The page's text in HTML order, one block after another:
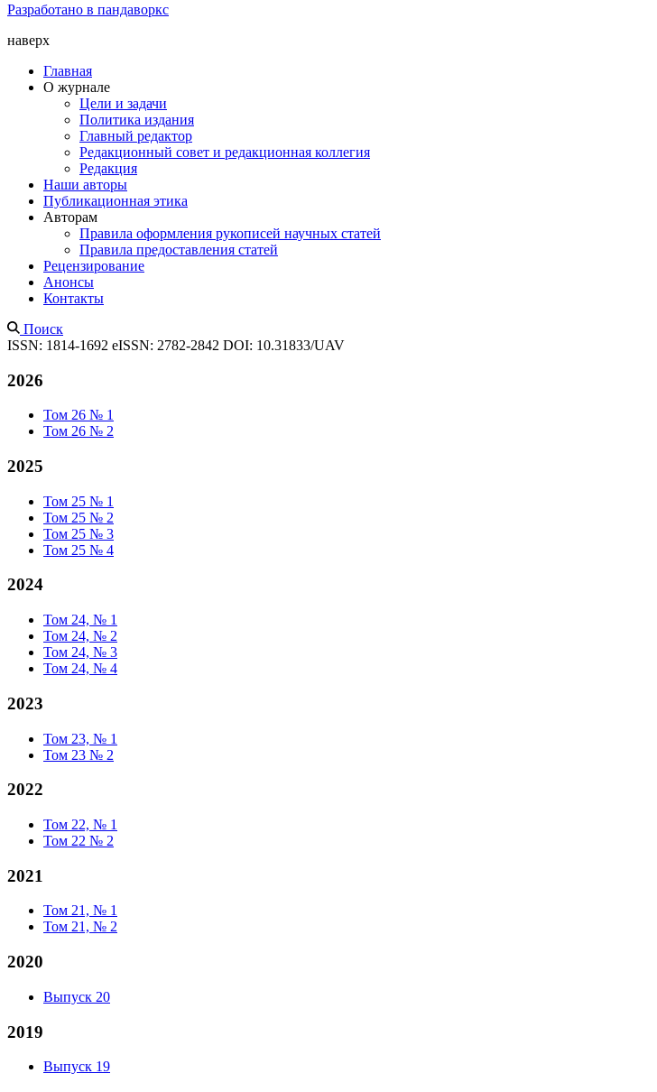
Разработано в пандаворкс
наверх
Главная
О журнале
Цели и задачи
Политика издания
Главный редактор
Редакционный совет и редакционная коллегия
Редакция
Наши авторы
Публикационная этика
Авторам
Правила оформления рукописей научных статей
Правила предоставления статей
Рецензирование
Анонсы
Контакты
Поиск
ISSN: 1814-1692 eISSN: 2782-2842 DOI: 10.31833/UAV
2026
Том 26 № 1
Том 26 № 2
2025
Том 25 № 1
Том 25 № 2
Том 25 № 3
Том 25 № 4
2024
Том 24, № 1
Том 24, № 2
Том 24, № 3
Том 24, № 4
2023
Том 23, № 1
Том 23 № 2
2022
Том 22, № 1
Том 22 № 2
2021
Том 21, № 1
Том 21, № 2
2020
Выпуск 20
2019
Выпуск 19